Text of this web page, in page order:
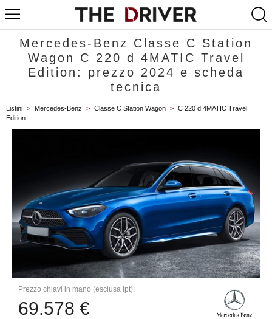
Mercedes-Benz Classe C Station
Wagon C 220 d 4MATIC Travel
Edition: prezzo 2024 e scheda
tecnica
Listini > Mercedes-Benz > Classe C Station Wagon > C 220 d 4MATIC Travel
Edition
Prezzo chiavi in mano (esclusa ipt):
69.578 €